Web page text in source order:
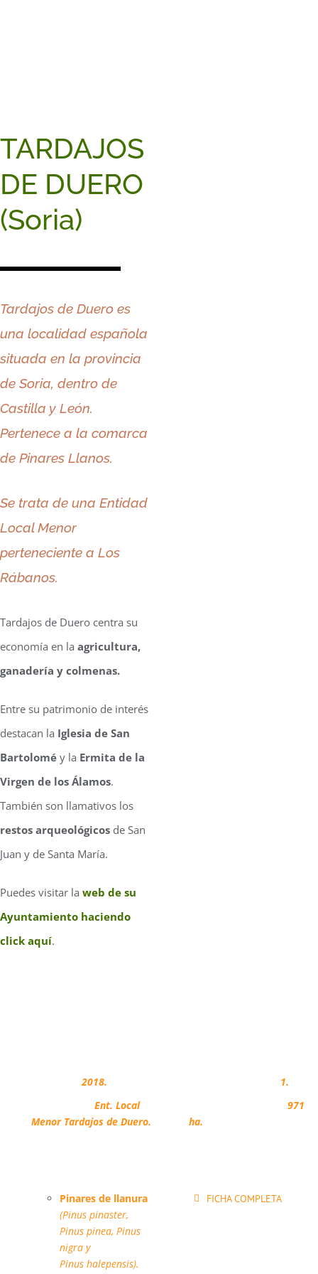
TARDAJOS
DE DUERO
(Soria)
Tardajos de Duero es
una localidad española
situada en la provincia
de Soria, dentro de
Castilla y León.
Pertenece a la comarca
de Pinares Llanos.
Se trata de una Entidad
Local Menor
perteneciente a Los
Rábanos.
Tardajos de Duero centra su
economía en la agricultura,
ganadería y colmenas.
Entre su patrimonio de interés
destacan la Iglesia de San
Bartolomé y la Ermita de la
Virgen de los Álamos.
También son llamativos los
restos arqueológicos de San
Juan y de Santa María.
Puedes visitar la web de su
Ayuntamiento haciendo
click aquí.
2018.
Ent. Local
Menor Tardajos de Duero.
1.
971
ha.
Pinares de llanura
(Pinus pinaster,
Pinus pinea, Pinus
nigra y
Pinus halepensis).
FICHA COMPLETA